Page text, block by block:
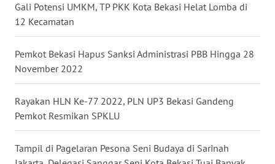
Gali Potensi UMKM, TP PKK Kota Bekasi Helat Lomba di
12 Kecamatan
Pemkot Bekasi Hapus Sanksi Administrasi PBB Hingga 28
November 2022
Rayakan HLN Ke-77 2022, PLN UP3 Bekasi Gandeng
Pemkot Resmikan SPKLU
Tampil di Pagelaran Pesona Seni Budaya di Sarinah
WN
JATIM
WN
BALI
WN
KALBAR
WN
KALTENG